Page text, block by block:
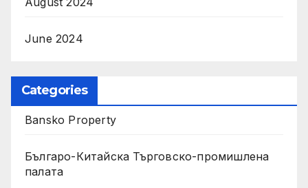
June 2024
Categories
Bansko Property
Българо-Китайска Търговско-промишлена
палaта